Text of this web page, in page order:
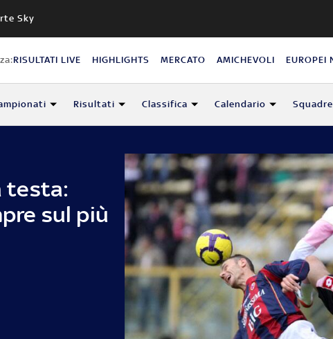
Sky
RISULTATI LIVE HIGHLIGHTS MERCATO AMICHEVOLI EUROPEI
Risultati Classifica Calendario Squadre
testa:
sul più